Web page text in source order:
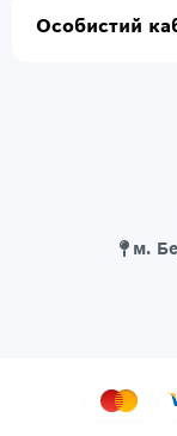
Особистий
м.